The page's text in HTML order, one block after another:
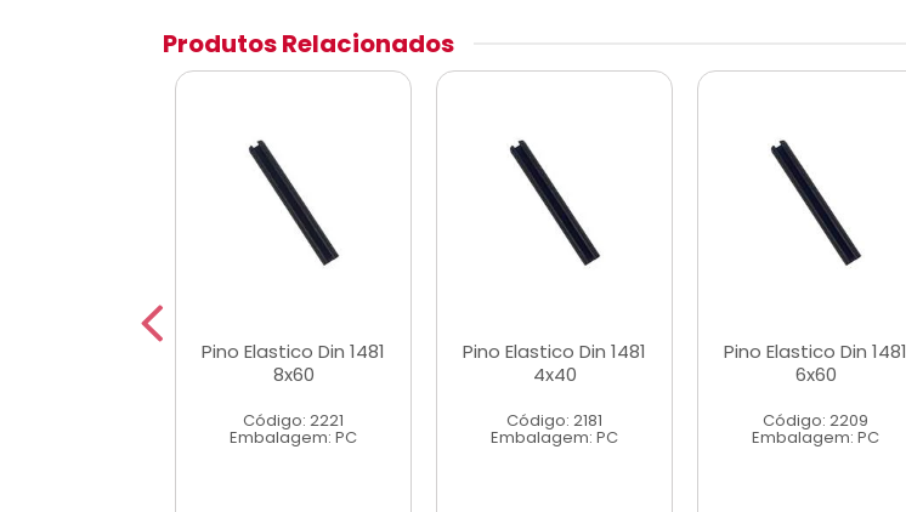
Produtos Relacionados
Pino Elastico Din 1481
8x60
Código: 2221
Embalagem: PC
Pino Elastico Din 1481
4x40
Código: 2181
Embalagem: PC
Pino Elastico Din 1481
6x60
Código: 2209
Embalagem: PC